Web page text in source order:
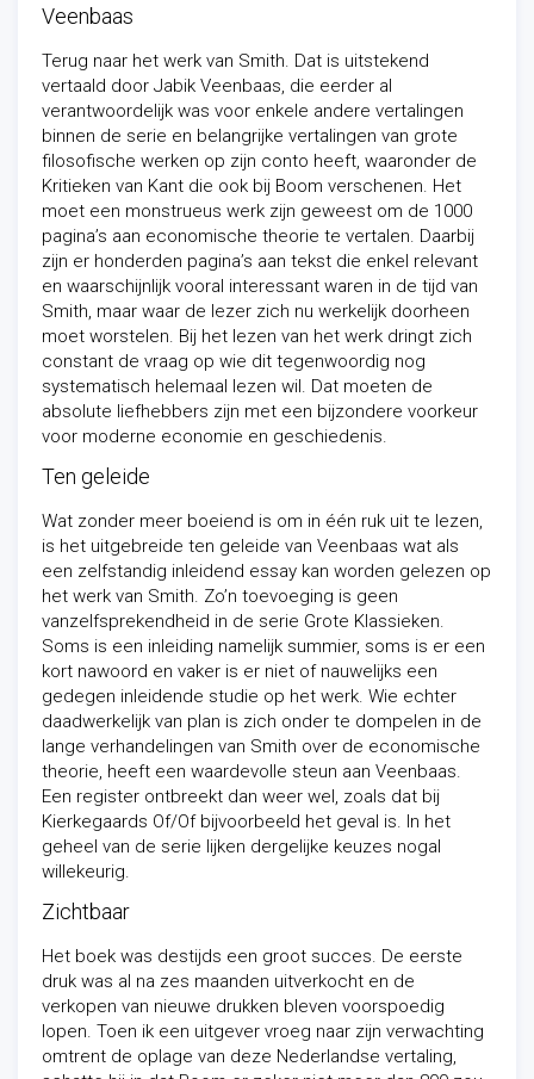
Veenbaas
Terug naar het werk van Smith. Dat is uitstekend
vertaald door Jabik Veenbaas, die eerder al
verantwoordelijk was voor enkele andere vertalingen
binnen de serie en belangrijke vertalingen van grote
filosofische werken op zijn conto heeft, waaronder de
Kritieken van Kant die ook bij Boom verschenen. Het
moet een monstrueus werk zijn geweest om de 1000
pagina’s aan economische theorie te vertalen. Daarbij
zijn er honderden pagina’s aan tekst die enkel relevant
en waarschijnlijk vooral interessant waren in de tijd van
Smith, maar waar de lezer zich nu werkelijk doorheen
moet worstelen. Bij het lezen van het werk dringt zich
constant de vraag op wie dit tegenwoordig nog
systematisch helemaal lezen wil. Dat moeten de
absolute liefhebbers zijn met een bijzondere voorkeur
voor moderne economie en geschiedenis.
Ten geleide
Wat zonder meer boeiend is om in één ruk uit te lezen,
is het uitgebreide ten geleide van Veenbaas wat als
een zelfstandig inleidend essay kan worden gelezen op
het werk van Smith. Zo’n toevoeging is geen
vanzelfsprekendheid in de serie Grote Klassieken.
Soms is een inleiding namelijk summier, soms is er een
kort nawoord en vaker is er niet of nauwelijks een
gedegen inleidende studie op het werk. Wie echter
daadwerkelijk van plan is zich onder te dompelen in de
lange verhandelingen van Smith over de economische
theorie, heeft een waardevolle steun aan Veenbaas.
Een register ontbreekt dan weer wel, zoals dat bij
Kierkegaards Of/Ofbijvoorbeeld het geval is. In het
geheel van de serie lijken dergelijke keuzes nogal
willekeurig.
Zichtbaar
Het boek was destijds een groot succes. De eerste
druk was al na zes maanden uitverkocht en de
verkopen van nieuwe drukken bleven voorspoedig
lopen. Toen ik een uitgever vroeg naar zijn verwachting
omtrent de oplage van deze Nederlandse vertaling,